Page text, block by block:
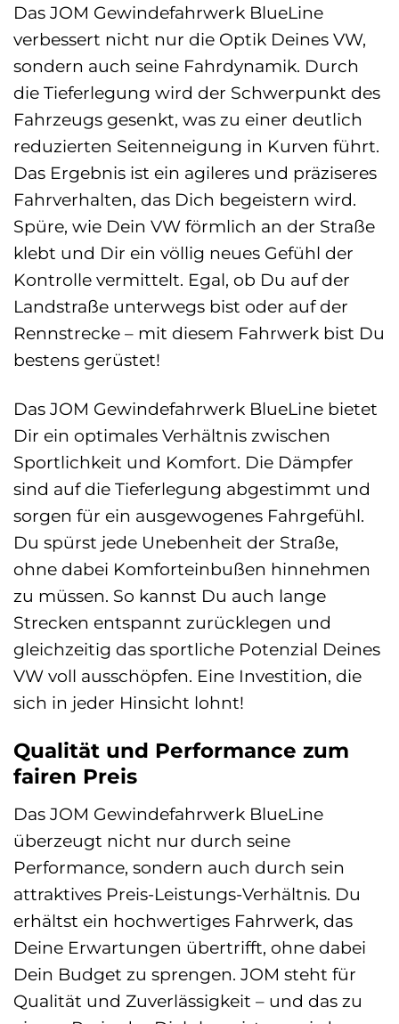
Das JOM Gewindefahrwerk BlueLine
verbessert nicht nur die Optik Deines VW,
sondern auch seine Fahrdynamik. Durch
die Tieferlegung wird der Schwerpunkt des
Fahrzeugs gesenkt, was zu einer deutlich
reduzierten Seitenneigung in Kurven führt.
Das Ergebnis ist ein agileres und präziseres
Fahrverhalten, das Dich begeistern wird.
Spüre, wie Dein VW förmlich an der Straße
klebt und Dir ein völlig neues Gefühl der
Kontrolle vermittelt. Egal, ob Du auf der
Landstraße unterwegs bist oder auf der
Rennstrecke – mit diesem Fahrwerk bist Du
bestens gerüstet!
Das JOM Gewindefahrwerk BlueLine bietet
Dir ein optimales Verhältnis zwischen
Sportlichkeit und Komfort. Die Dämpfer
sind auf die Tieferlegung abgestimmt und
sorgen für ein ausgewogenes Fahrgefühl.
Du spürst jede Unebenheit der Straße,
ohne dabei Komforteinbußen hinnehmen
zu müssen. So kannst Du auch lange
Strecken entspannt zurücklegen und
gleichzeitig das sportliche Potenzial Deines
VW voll ausschöpfen. Eine Investition, die
sich in jeder Hinsicht lohnt!
Qualität und Performance zum
fairen Preis
Das JOM Gewindefahrwerk BlueLine
überzeugt nicht nur durch seine
Performance, sondern auch durch sein
attraktives Preis-Leistungs-Verhältnis. Du
erhältst ein hochwertiges Fahrwerk, das
Deine Erwartungen übertrifft, ohne dabei
Dein Budget zu sprengen. JOM steht für
Qualität und Zuverlässigkeit – und das zu